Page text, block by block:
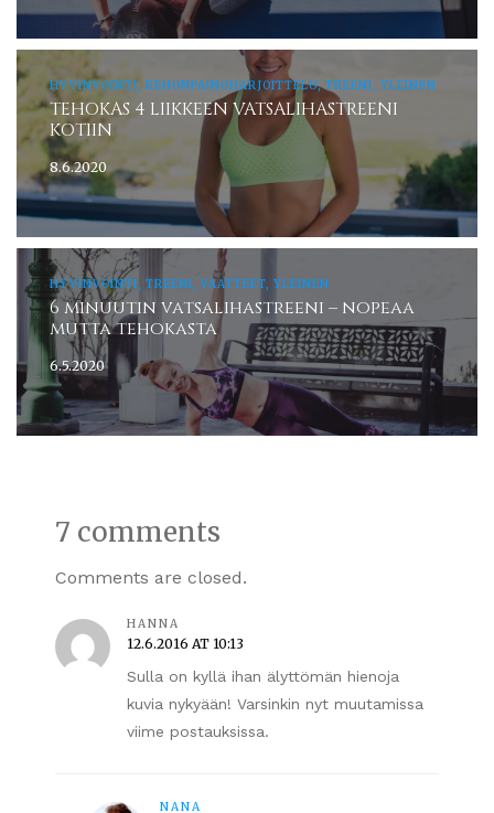
HYVINVOINTI, KEHONPAINOHARJOITTELU, TREENI, YLEINEN
TEHOKAS 4 LIIKKEEN VATSALIHASTREENI
KOTIIN
8.6.2020
HYVINVOINTI, TREENI, VAATTEET, YLEINEN
6 minuutin vatsalihastreeni – nopeaa
mutta tehokasta
6.5.2020
7 comments
Comments are closed.
HANNA
12.6.2016 AT 10:13
Sulla on kyllä ihan älyttömän hienoja
kuvia nykyään! Varsinkin nyt muutamissa
viime postauksissa.
NANA